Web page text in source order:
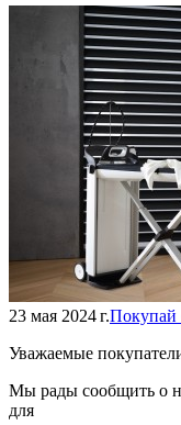
23 мая 2024 г.Покупай
Уважаемые
Мы рады сообщить о
для